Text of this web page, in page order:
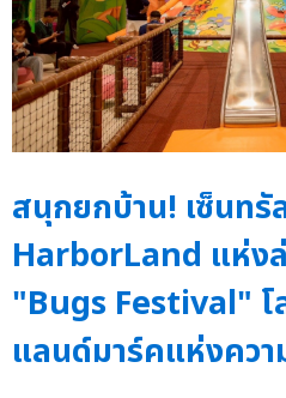
สนุกยกบ้าน! เซ็นทรั
HarborLand แห่ง
"Bugs Festival" โ
แลนด์มาร์คแห่งคว